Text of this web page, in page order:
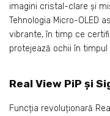
imagini cristal-clare și
Tehnologia Micro-OLED
vibrante, în timp ce
protejează ochii în
Real View PiP și
Funcția revoluționară